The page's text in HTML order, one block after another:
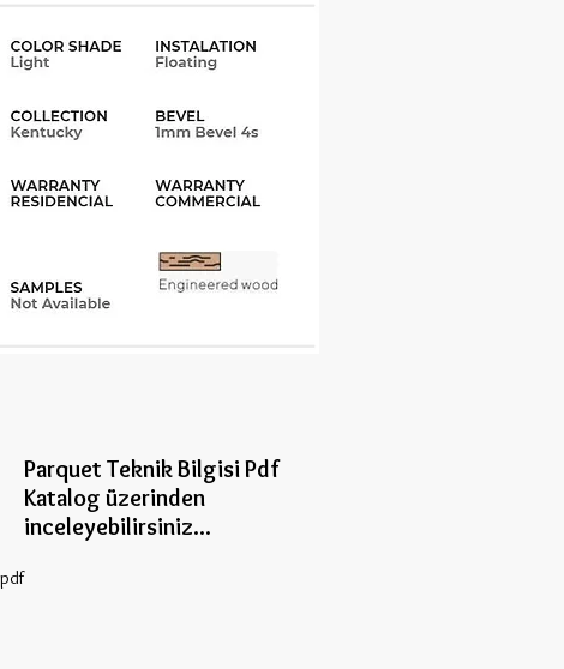
Parquet Teknik Bilgisi Pdf
Katalog üzerinden
inceleyebilirsiniz...